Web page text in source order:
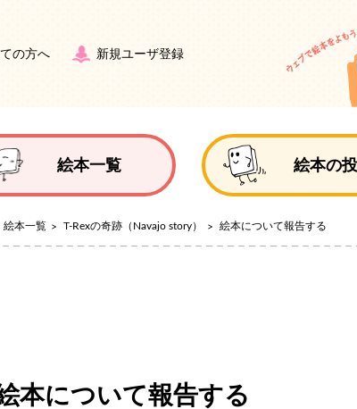
の方へ 新規ユーザ登録
絵本一覧 絵本の
絵本一覧 T-Rexの奇跡（Navajo story） 絵本について報告する
本について報告する